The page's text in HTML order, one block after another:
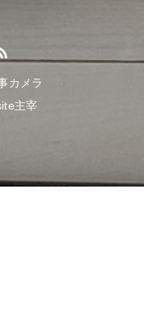
カメラ
主宰